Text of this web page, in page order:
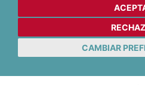
CAMBIAR